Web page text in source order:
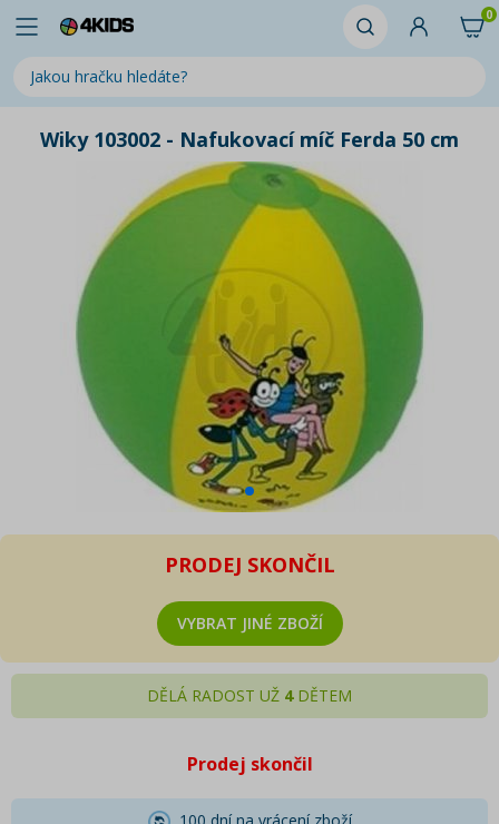
0
Wiky 103002 - Nafukovací míč Ferda 50 cm
PRODEJ SKONČIL
VYBRAT JINÉ ZBOŽÍ
DĚLÁ RADOST UŽ 4DĚTEM
Prodej skončil